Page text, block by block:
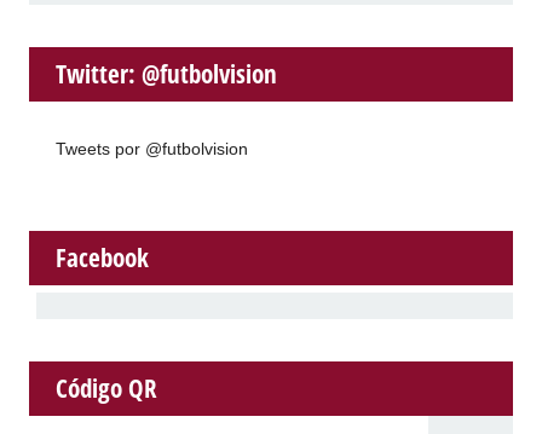
Twitter: @futbolvision
Tweets por @futbolvision
Facebook
Código QR